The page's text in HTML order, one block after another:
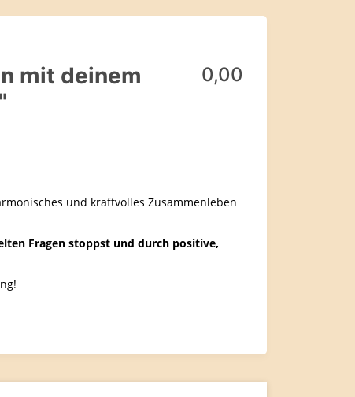
mit deinem
0,00
und kraftvolles Zusammenleben
Fragen stoppst und durch positive,